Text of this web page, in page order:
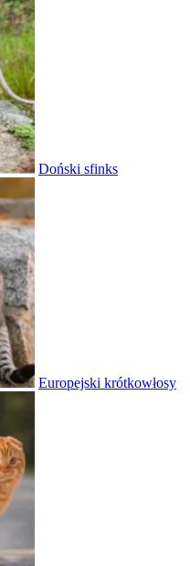
Doński sfinks
Europejski krótkowłosy